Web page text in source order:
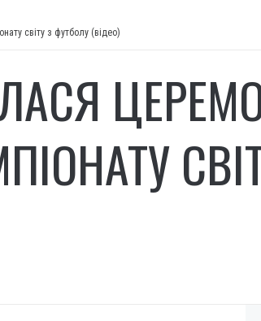
світу з футболу (відео)